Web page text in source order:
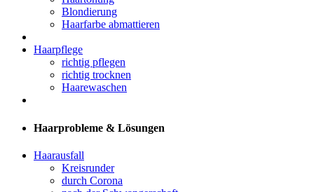
Blondierung
Haarfarbe abmattieren
Haarpflege
richtig pflegen
richtig trocknen
Haarewaschen
Haarprobleme & Lösungen
Haarausfall
Kreisrunder
durch Corona